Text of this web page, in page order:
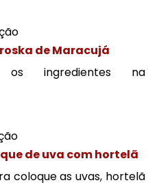
de Maracujá
os ingredientes na
de uva com hortelã
coloque as uvas, hortelã